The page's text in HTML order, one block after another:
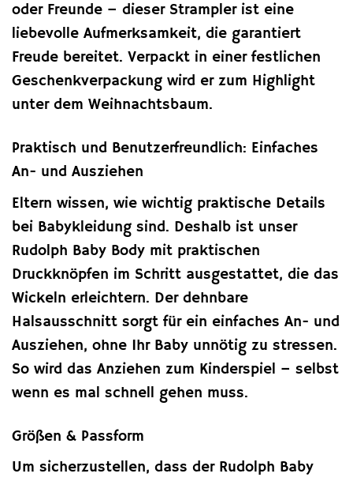
oder Freunde – dieser Strampler ist eine
liebevolle Aufmerksamkeit, die garantiert
Freude bereitet. Verpackt in einer festlichen
Geschenkverpackung wird er zum Highlight
unter dem Weihnachtsbaum.
Praktisch und Benutzerfreundlich: Einfaches
An- und Ausziehen
Eltern wissen, wie wichtig praktische Details
bei Babykleidung sind. Deshalb ist unser
Rudolph Baby Body mit praktischen
Druckknöpfen im Schritt ausgestattet, die das
Wickeln erleichtern. Der dehnbare
Halsausschnitt sorgt für ein einfaches An- und
Ausziehen, ohne Ihr Baby unnötig zu stressen.
So wird das Anziehen zum Kinderspiel – selbst
wenn es mal schnell gehen muss.
Größen & Passform
Um sicherzustellen, dass der Rudolph Baby